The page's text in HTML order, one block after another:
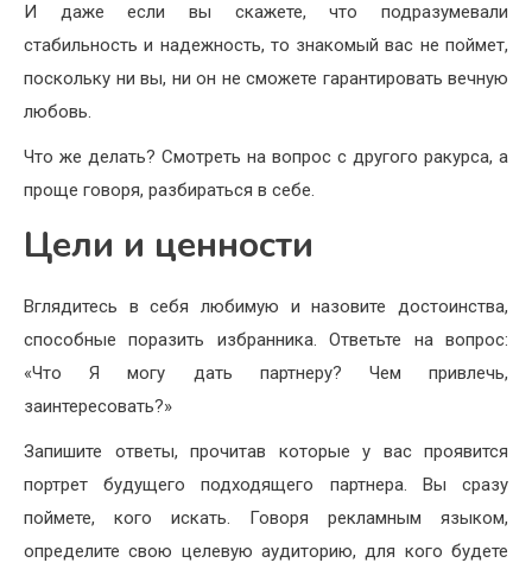
И даже если вы скажете, что подразумевали
стабильность и надежность, то знакомый вас не поймет,
поскольку ни вы, ни он не сможете гарантировать вечную
любовь.
Что же делать? Смотреть на вопрос с другого ракурса, а
проще говоря, разбираться в себе.
Цели и ценности
Вглядитесь в себя любимую и назовите достоинства,
способные поразить избранника. Ответьте на вопрос:
«Что Я могу дать партнеру? Чем привлечь,
заинтересовать?»
Запишите ответы, прочитав которые у вас проявится
портрет будущего подходящего партнера. Вы сразу
поймете, кого искать. Говоря рекламным языком,
определите свою целевую аудиторию, для кого будете